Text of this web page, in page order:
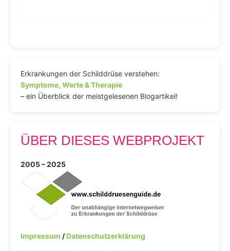
Erkrankungen der Schilddrüse verstehen:
Symptome, Werte & Therapie
– ein Überblick der meistgelesenen Blogartikel!
ÜBER DIESES WEBPROJEKT
2005 – 2025
Impressum /Datenschutzerklärung